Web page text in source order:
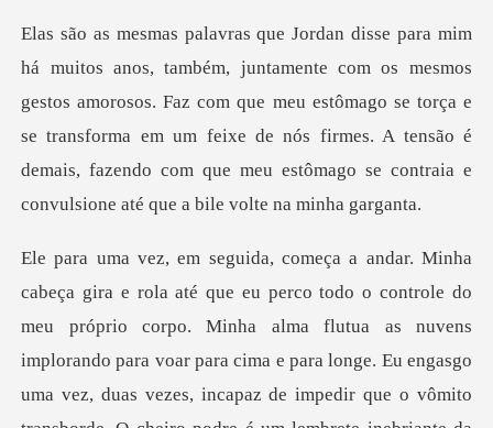
gestos amorosos. Faz com que meu estômago se torça e
se transforma em um feixe de nós firmes. A tensão
róprio corpo. Minha alma flutua as nuvens
implorando para voar para cima e para longe. Eu engasgo
uma vez, duas